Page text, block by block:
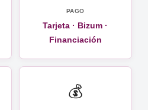
PAGO
Tarjeta · Bizum ·
Financiación
💰